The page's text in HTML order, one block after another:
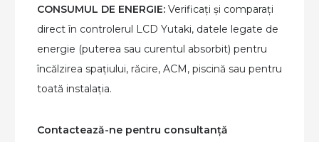
CONSUMUL DE ENERGIE: Verificați și comparați
direct în controlerul LCD Yutaki, datele legate de
energie (puterea sau curentul absorbit) pentru
încălzirea spațiului, răcire, ACM, piscină sau pentru
toată instalația.
Contactează-ne pentru consultanță